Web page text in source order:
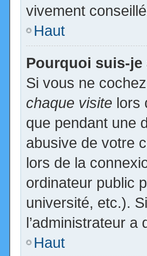
vivement
Haut
Pourquoi suis-
Si vous ne
chaque visite lors
que pendant une
abusive de votre
lors de la
ordinateur public
université, etc.).
l’administrateur
Haut